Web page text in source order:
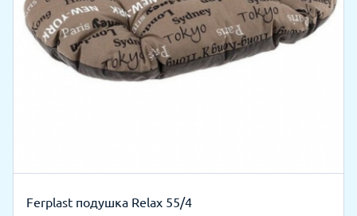
Ferplast подушка Relax 55/4